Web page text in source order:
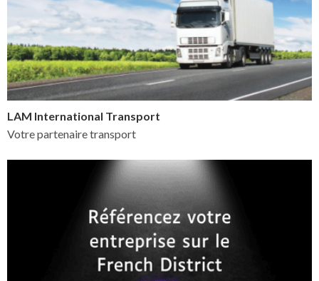
LAM International Transport
Votre partenaire transport